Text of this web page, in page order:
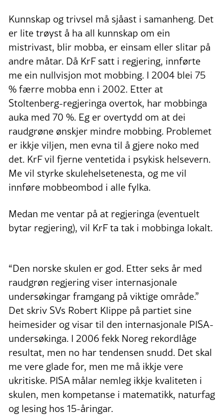
Kunnskap og trivsel må sjåast i samanheng. Det
er lite trøyst å ha all kunnskap om ein
mistrivast, blir mobba, er einsam eller slitar på
andre måtar. Då KrF satt i regjering, innførte
me ein nullvisjon mot mobbing. I 2004 blei 75
% færre mobba enn i 2002. Etter at
Stoltenberg-regjeringa overtok, har mobbinga
auka med 70 %. Eg er overtydd om at dei
raudgrøne ønskjer mindre mobbing. Problemet
er ikkje viljen, men evna til å gjere noko med
det. KrF vil fjerne ventetida i psykisk helsevern.
Me vil styrke skulehelsetenesta, og me vil
innføre mobbeombod i alle fylka.
Medan me ventar på at regjeringa (eventuelt
bytar regjering), vil KrF ta tak i mobbinga lokalt.
“Den norske skulen er god. Etter seks år med
raudgrøn regjering viser internasjonale
undersøkingar framgang på viktige område.”
Det skriv SVs Robert Klippe på partiet sine
heimesider og visar til den internasjonale PISA-
undersøkinga. I 2006 fekk Noreg rekordlåge
resultat, men no har tendensen snudd. Det skal
me vere glade for, men me må ikkje vere
ukritiske. PISA målar nemleg ikkje kvaliteten i
skulen, men kompetanse i matematikk, naturfag
og lesing hos 15-åringar.